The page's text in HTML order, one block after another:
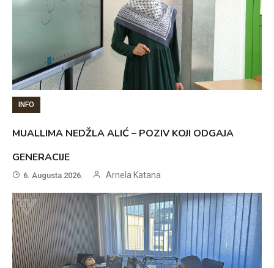
INFO
MUALLIMA NEDŽLA ALIĆ – POZIV KOJI ODGAJA
GENERACIJE
6. Augusta 2026. Arnela Katana